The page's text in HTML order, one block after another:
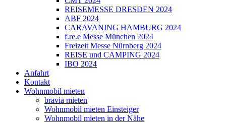
REISEMESSE DRESDEN 2024
ABF 2024
CARAVANING HAMBURG 2024
f.re.e Messe München 2024
Freizeit Messe Nürnberg 2024
REISE und CAMPING 2024
IBO 2024
Anfahrt
Kontakt
Wohnmobil mieten
bravia mieten
Wohnmobil mieten Einsteiger
Wohnmobil mieten in der Nähe